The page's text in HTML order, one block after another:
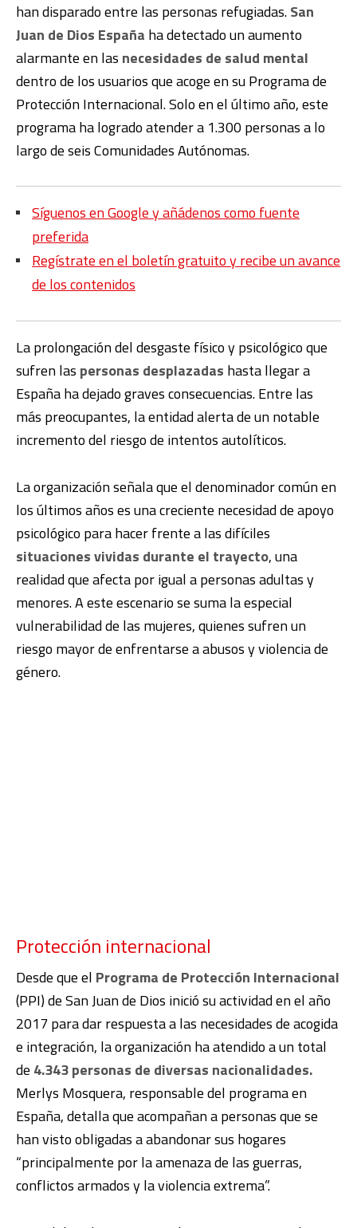
han disparado entre las personas refugiadas.San
Juan de Dios España ha detectado un aumento
alarmante en las necesidades de salud mental
dentro de los usuarios que acoge en su Programa de
Protección Internacional. Solo en el último año, este
programa ha logrado atender a 1.300 personas a lo
largo de seis Comunidades Autónomas.
Síguenos en Google y añádenos como fuente
preferida
Regístrate en el boletín gratuito y recibe un avance
de los contenidos
La prolongación del desgaste físico y psicológico que
sufren las personas desplazadas hasta llegar a
España ha dejado graves consecuencias. Entre las
más preocupantes, la entidad alerta de un notable
incremento del riesgo de intentos autolíticos.
La organización señala que el denominador común en
los últimos años es una creciente necesidad de apoyo
psicológico para hacer frente a las difíciles
situaciones vividas durante el trayecto, una
realidad que afecta por igual a personas adultas y
menores. A este escenario se suma la especial
vulnerabilidad de las mujeres, quienes sufren un
riesgo mayor de enfrentarse a abusos y violencia de
género.
Protección internacional
Desde que el Programa de Protección Internacional
(PPI) de San Juan de Dios inició su actividad en el año
2017 para dar respuesta a las necesidades de acogida
e integración, la organización ha atendido a un total
de 4.343 personas de diversas nacionalidades.
Merlys Mosquera, responsable del programa en
España, detalla que acompañan a personas que se
han visto obligadas a abandonar sus hogares
“principalmente por la amenaza de las guerras,
conflictos armados y la violencia extrema”.